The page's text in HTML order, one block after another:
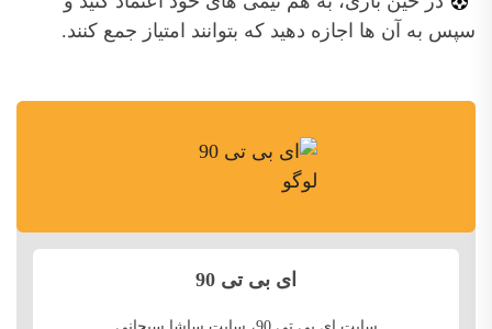
سپس به آن ها اجازه دهید که بتوانند امتیاز جمع کنند.
ای بی تی 90